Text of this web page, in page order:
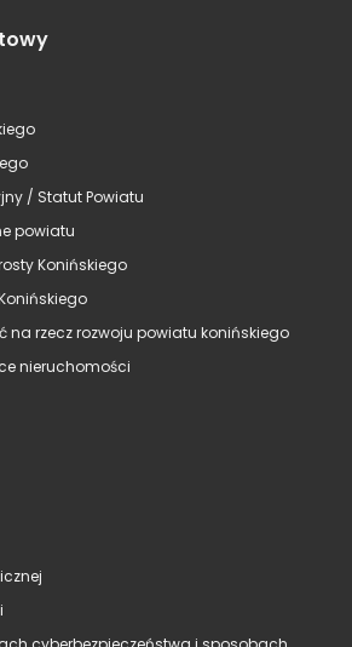
/ Statut Powiatu
powiatu
Konińskiego
na rzecz rozwoju powiatu konińskiego
nieruchomości